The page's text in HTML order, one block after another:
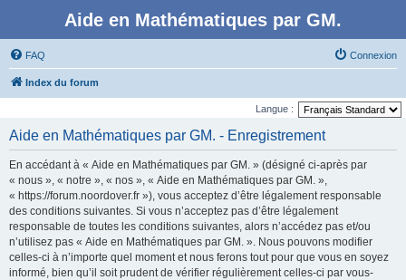
Aide en Mathématiques par GM.
FAQ Connexion
Index du forum
Langue :
Aide en Mathématiques par GM. - Enregistrement
En accédant à « Aide en Mathématiques par GM. » (désigné ci-après par
« nous », « notre », « nos », « Aide en Mathématiques par GM. »,
« https://forum.noordover.fr »), vous acceptez d’être légalement responsable
des conditions suivantes. Si vous n’acceptez pas d’être légalement
responsable de toutes les conditions suivantes, alors n’accédez pas et/ou
n’utilisez pas « Aide en Mathématiques par GM. ». Nous pouvons modifier
celles-ci à n’importe quel moment et nous ferons tout pour que vous en soyez
informé, bien qu’il soit prudent de vérifier régulièrement celles-ci par vous-